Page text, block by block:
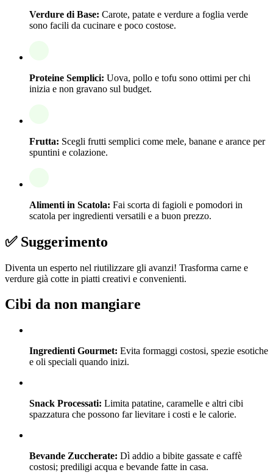
Verdure di Base: Carote, patate e verdure a foglia verde
sono facili da cucinare e poco costose.
Proteine Semplici: Uova, pollo e tofu sono ottimi per chi
inizia e non gravano sul budget.
Frutta: Scegli frutti semplici come mele, banane e arance per
spuntini e colazione.
Alimenti in Scatola: Fai scorta di fagioli e pomodori in
scatola per ingredienti versatili e a buon prezzo.
✅ Suggerimento
Diventa un esperto nel riutilizzare gli avanzi! Trasforma carne e
verdure già cotte in piatti creativi e convenienti.
Cibi da non mangiare
Ingredienti Gourmet: Evita formaggi costosi, spezie esotiche
e oli speciali quando inizi.
Snack Processati: Limita patatine, caramelle e altri cibi
spazzatura che possono far lievitare i costi e le calorie.
Bevande Zuccherate: Dì addio a bibite gassate e caffè
costosi; prediligi acqua e bevande fatte in casa.